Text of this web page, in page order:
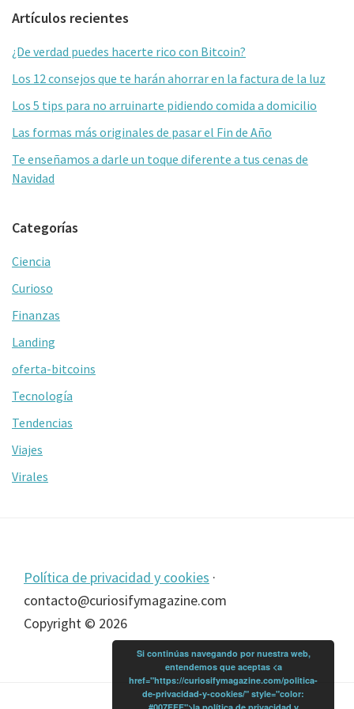
Barra
lateral
primaria
Artículos recientes
¿De verdad puedes hacerte rico con Bitcoin?
Los 12 consejos que te harán ahorrar en la factura de la luz
Los 5 tips para no arruinarte pidiendo comida a domicilio
Las formas más originales de pasar el Fin de Año
Te enseñamos a darle un toque diferente a tus cenas de
Navidad
Categorías
Ciencia
Curioso
Finanzas
Landing
oferta-bitcoins
Tecnología
Tendencias
Viajes
Virales
Footer
Política de privacidad y cookies ·
contacto@curiosifymagazine.com
Copyright © 2026
Si continúas navegando por nuestra web,
entendemos que aceptas <a
href="https://curiosifymagazine.com/politica-
de-privacidad-y-cookies/" style="color: